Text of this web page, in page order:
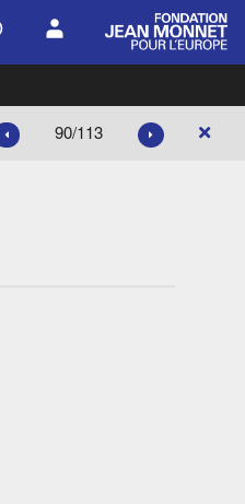
90/113